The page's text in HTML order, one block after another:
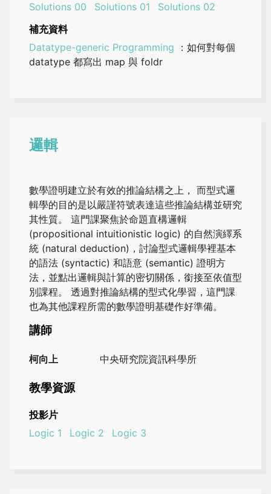
Solutions 00
Solutions 01
Solutions 02
補充資料
Datatype-generic Programming ：如何對每個
datatype 都寫出 map 與 foldr
邏輯
數學證明建立於有效的推論結構之上， 而型式邏
輯學的目的是以嚴謹符號表達這些推論結構並研究
其性質。 這門課聚焦於命題直構邏輯
(propositional intuitionistic logic) 的自然演繹系
統 (natural deduction)，討論型式邏輯學裡基本
的語法 (syntactic) 和語意 (semantic) 證明方
法，並點出邏輯與計算的密切關係，銜接至依值型
別課程。 透過對推論結構的型式化學習，這門課
也為其他課程所需的數學證明基礎作好準備。
講師
柯向上 中央研究院資訊科學所
教學資源
投影片
Logic 1
Logic 2 Logic 3